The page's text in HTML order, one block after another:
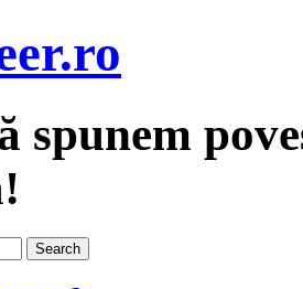
spunem